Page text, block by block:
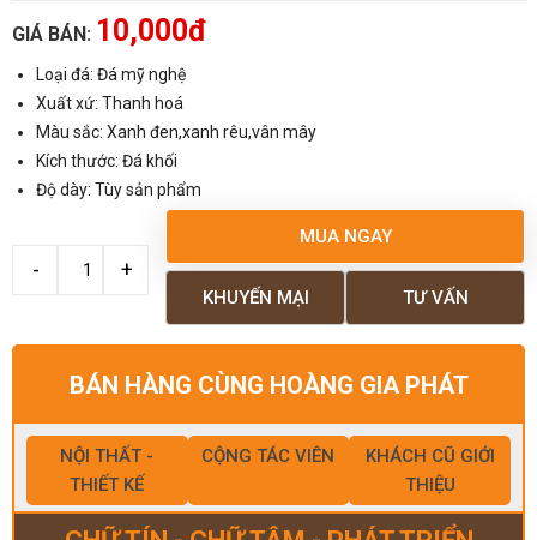
GIÁ BÁN: 10,000đ
Loại đá: Đá mỹ nghệ
Xuất xứ: Thanh hoá
Màu sắc: Xanh đen,xanh rêu,vân mây
Kích thước: Đá khối
Độ dày: Tùy sản phẩm
MUA NGAY
TƯ VẤN
KHUYẾN MẠI
BÁN HÀNG CÙNG HOÀNG GIA PHÁT
NỘI THẤT -
THIẾT KẾ
CỘNG TÁC VIÊN
KHÁCH CŨ GIỚI
THIỆU